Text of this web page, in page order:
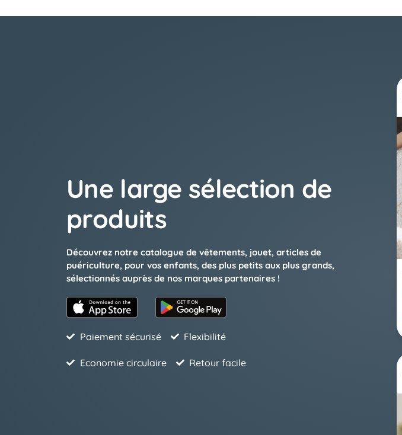
Une large sélection de
produits
Découvrez notre catalogue de vêtements, jouet, articles de
puériculture, pour vos enfants, des plus petits aux plus grands,
sélectionnés auprès de nos marques partenaires !
Paiement sécurisé Flexibilité
Economie circulaire Retour facile